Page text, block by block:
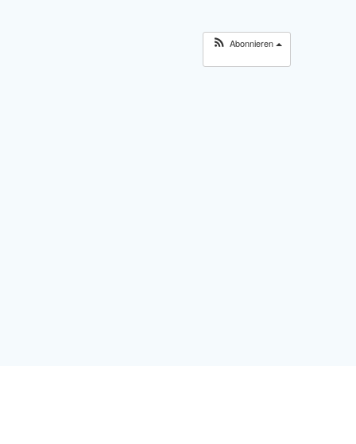
Abonnieren